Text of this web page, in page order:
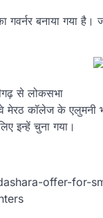
गवर्नर बनाया गया
से लोकसभा
मेरठ कॉलेज के एलुमनी
इन्हें चुना गया।